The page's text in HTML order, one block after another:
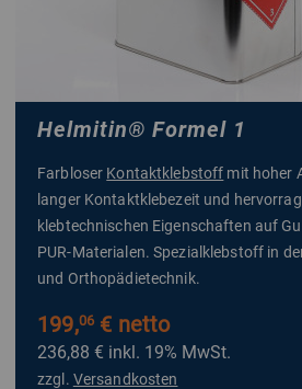
Helmitin® Formel 1
Farbloser Kontaktklebstoff mit hoher
langer Kontaktklebezeit und
klebtechnischen Eigenschaften auf
PUR-Materialen. Spezialklebstoff in
und Orthopädietechnik.
199,06 € netto
236,88 € inkl. 19% MwSt.
zzgl. Versandkosten